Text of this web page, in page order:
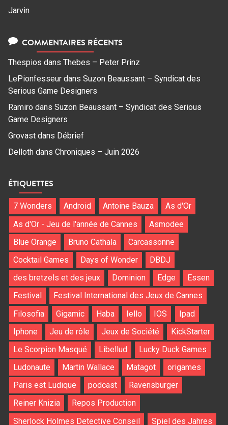
Jarvin
COMMENTAIRES RÉCENTS
Thespios dans Thebes – Peter Prinz
LePionfesseur dans Suzon Beaussant – Syndicat des
Serious Game Designers
Ramiro dans Suzon Beaussant – Syndicat des Serious
Game Designers
Grovast dans Débrief
Delloth dans Chroniques – Juin 2026
ÉTIQUETTES
7 Wonders Android Antoine Bauza
As d'Or
As d'Or - Jeu de l'année de Cannes
Asmodee
Blue Orange
Bruno Cathala
Carcassonne
Cocktail Games
Days of Wonder
DBDJ
des bretzels et des jeux
Dominion Edge
Essen
Festival
Festival International des Jeux de Cannes
Filosofia
Gigamic Haba Iello IOS
Ipad
Iphone
Jeu de rôle Jeux de Société
KickStarter
Le Scorpion Masqué
Libellud
Lucky Duck Games
Ludonaute
Martin Wallace Matagot
origames
Paris est Ludique
podcast
Ravensburger
Reiner Knizia
Repos Production
Sherlock Holmes Detective Conseil
Spiel des Jahres